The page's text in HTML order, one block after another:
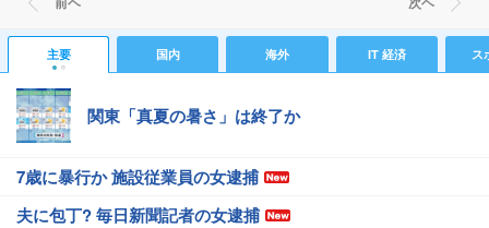
主要 国内 海外 IT 経済 ス
関東「真夏の暑さ」は終了か
7歳に暴行か 施設従業員の女逮捕
夫に包丁? 毎日新聞記者の女逮捕